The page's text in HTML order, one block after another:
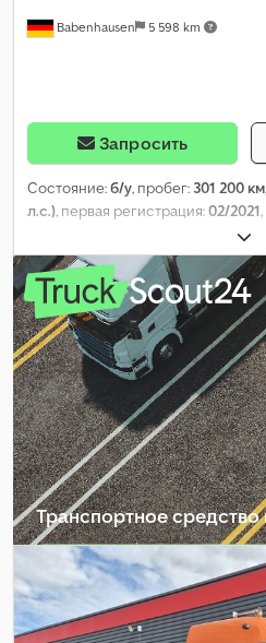
Babenhausen 5 598 km
Запросить
Состояние:б/у, пробег: 301 200 км
л.с.), первая регистрация:02/2021
, конфигурация осей:
(TÜV):08/2026, тип передачи:
выбросов:Евро 6 , Год выпуска:
кондиционер, отопитель
электронная программа
Транспортное
Создать